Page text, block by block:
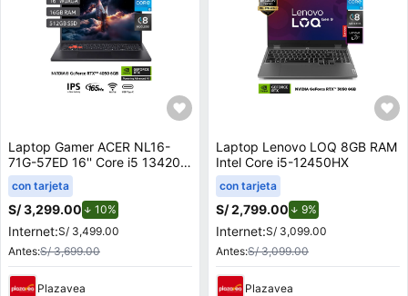
Laptop Gamer ACER NL16-
71G-57ED 16'' Core i5 13420H
16GB 512GB SSD RTX 4050
6GB
con tarjeta
S/ 3,299.00 10%
Internet:S/ 3,499.00
Antes:S/ 3,699.00
Plazavea
Laptop Lenovo LOQ 8GB RAM
Intel Core i5-12450HX
con tarjeta
S/ 2,799.00 9%
Internet:S/ 3,099.00
Antes:S/ 3,099.00
Plazavea